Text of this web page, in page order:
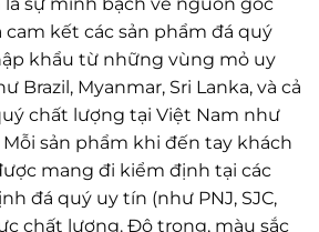
cam kết các sản phẩm đá quý
khẩu từ những vùng mỏ uy
Brazil, Myanmar, Sri Lanka, và cả
chất lượng tại Việt Nam như
Mỗi sản phẩm khi đến tay khách
mang đi kiểm định tại các
đá quý uy tín (như PNJ, SJC,
chất lượng. Độ trong, màu sắc